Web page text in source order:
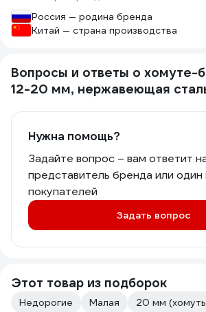
Россия — родина бренда
Китай — страна производства
Вопросы и ответы о хомуте-
12-20 мм, нержавеющая
Нужна помощь?
Задайте вопрос – вам ответит
представитель бренда или один
покупателей
Задать вопрос
Этот товар из подборок
Недорогие Малая
20 мм